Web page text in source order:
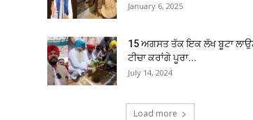
January 6, 2025
15 ਅਗਸਤ ਤੱਕ ਇਕ ਲੱਖ ਬੂਟਾ
ਟੀਚਾ ਕਰਾਂਗੇ ਪੂਰਾ...
July 14, 2024
Load more